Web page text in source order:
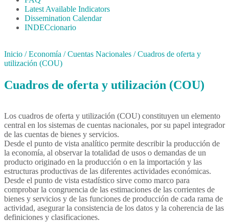
Latest Available Indicators
Dissemination Calendar
INDECcionario
Inicio /Economía /Cuentas Nacionales /Cuadros de oferta y
utilización (COU)
Cuadros de oferta y utilización (COU)
Los cuadros de oferta y utilización (COU) constituyen un elemento
central en los sistemas de cuentas nacionales, por su papel integrador
de las cuentas de bienes y servicios.
Desde el punto de vista analítico permite describir la producción de
la economía, al observar la totalidad de usos o demandas de un
producto originado en la producción o en la importación y las
estructuras productivas de las diferentes actividades económicas.
Desde el punto de vista estadístico sirve como marco para
comprobar la congruencia de las estimaciones de las corrientes de
bienes y servicios y de las funciones de producción de cada rama de
actividad, asegurar la consistencia de los datos y la coherencia de las
definiciones y clasificaciones.